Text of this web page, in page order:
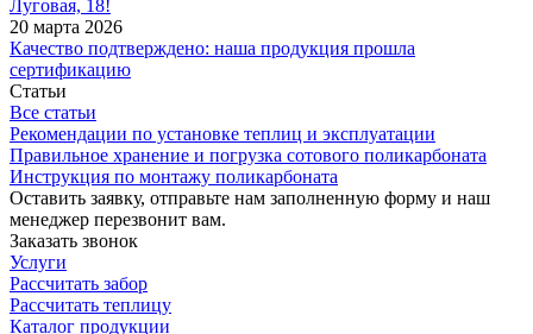
Луговая, 18!
20 марта 2026
Качество подтверждено: наша продукция прошла
сертификацию
Статьи
Все статьи
Рекомендации по установке теплиц и эксплуатации
Правильное хранение и погрузка сотового поликарбоната
Инструкция по монтажу поликарбоната
Оставить заявку, отправьте нам заполненную форму и наш
менеджер перезвонит вам.
Заказать звонок
Услуги
Рассчитать забор
Рассчитать теплицу
Каталог продукции